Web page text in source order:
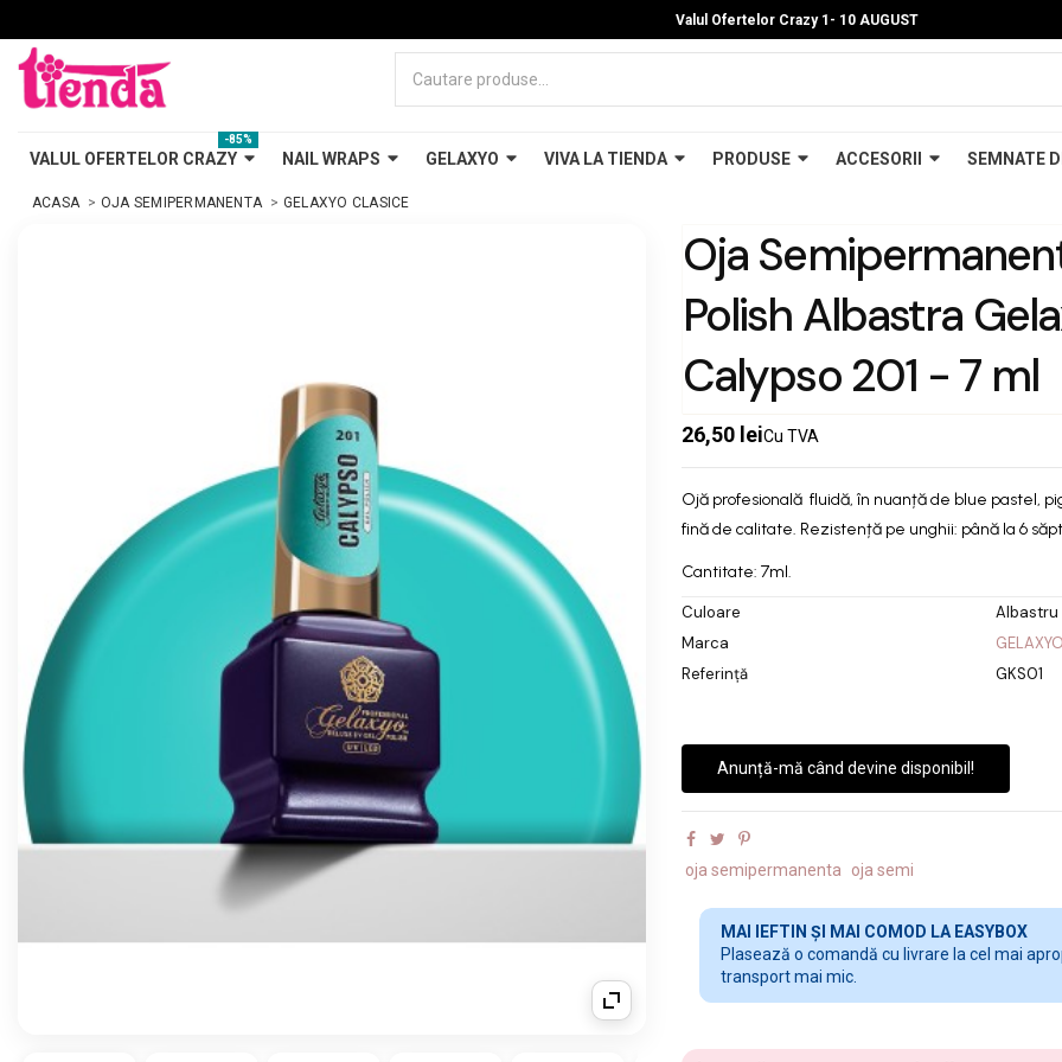
Valul Ofertelor Crazy 1- 10 AUGUST
VALUL OFERTELOR CRAZY
-85%
NAIL WRAPS GELAXYO VIVA LA TIENDA PRODUSE ACCESORII SEMNATE
ACASA OJA SEMIPERMANENTA GELAXYO CLASICE
Oja
Polish Albastra
Calypso 201 - 7 ml
26,50 leiCu TVA
Ojă profesională fluidă, în nuanță de blue pastel,
fină de calitate. Rezistență pe unghii: până la 6
Cantitate: 7ml.
Culoare
Albastru
Marca
GELAXYO
Referință
GKS01
Anunță-mă când devine disponibil!
oja semipermanenta oja semi
MAI IEFTIN ȘI MAI COMOD LA EASYBOX
Plasează o comandă cu livrare la cel mai
transport mai mic.